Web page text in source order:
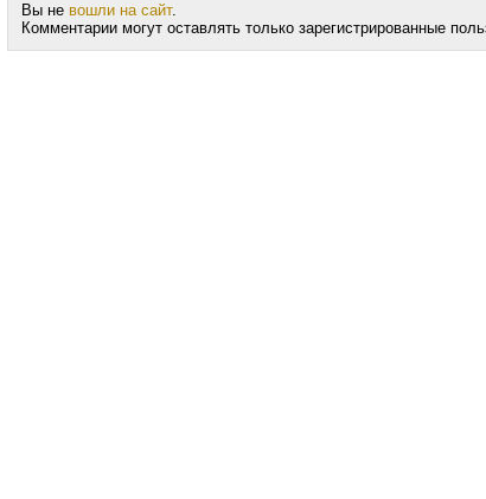
Вы не вошли на сайт.
Комментарии могут оставлять только зарегистрированные